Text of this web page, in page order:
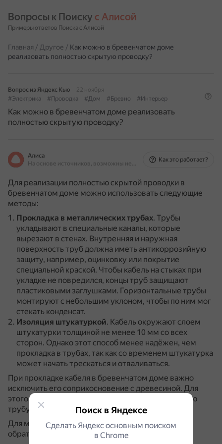
Вопросы к Поиску с Алисой
Примеры ответов Поиска с Алисой
Главная / Другое / Как можно в бревенчатом доме
реализовать полностью скрытую проводку?
Вопрос из Яндекс Кью
22 ноября
#Электрика
#Проводка #Дом #Бревно #Интерьер
Как можно в бревенчатом доме реализовать
полностью скрытую проводку?
Алиса
На основе источников, возможны неточности
Как это работает?
Для реализации полностью скрытой проводки в
бревенчатом доме можно использовать следующие
методы:
Прокладка в металлических трубах. Трубы
укладывают в специальные каналы, которые
вырезают в стенах. Внутренняя и наружная
поверхность труб должна иметь антикоррозийную
защиту, например, оцинковку или покрытие
специальной краской. Чтобы кабель на стыках при
укладке не повредился, концы труб защищают
пластиковыми заглушками. Горизонтальные трубы
монтируют с небольшим уклоном, чтобы по ним мог
стекать конденсат.
Изоляция штукатуркой. Кабель окружают слоем
штукатурки толщиной не менее 10 мм со всех
сторон. Однако этот способ менее надёжен, чем
прокладка в трубах, так как со временем штукатурка
может начать трескаться и отваливаться.
При прокладке кабеля в бревенчатом доме важно
исключить его соприкосновение с древесиной. Для
этого кабель укладывают в гибкую гофрированную
трубу из несгораемого пластика или меди.
Для монтажа скрытой проводки рекомендуется
обратиться к специалисту.
Поиск в Яндексе
Сделать Яндекс основным поиском
в Сhrome